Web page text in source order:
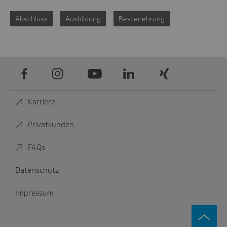
Abschluss Ausbildung Bestenehrung
Facebook Instagram
Youtube LinkedIn Xing
Karriere
Privatkunden
FAQs
Datenschutz
Impressum